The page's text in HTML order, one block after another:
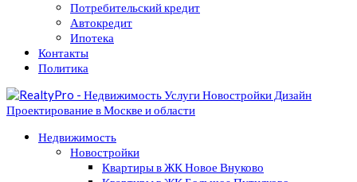
Потребительский кредит
Автокредит
Ипотека
Контакты
Политика
Недвижимость
Новостройки
Квартиры в ЖК Новое Внуково